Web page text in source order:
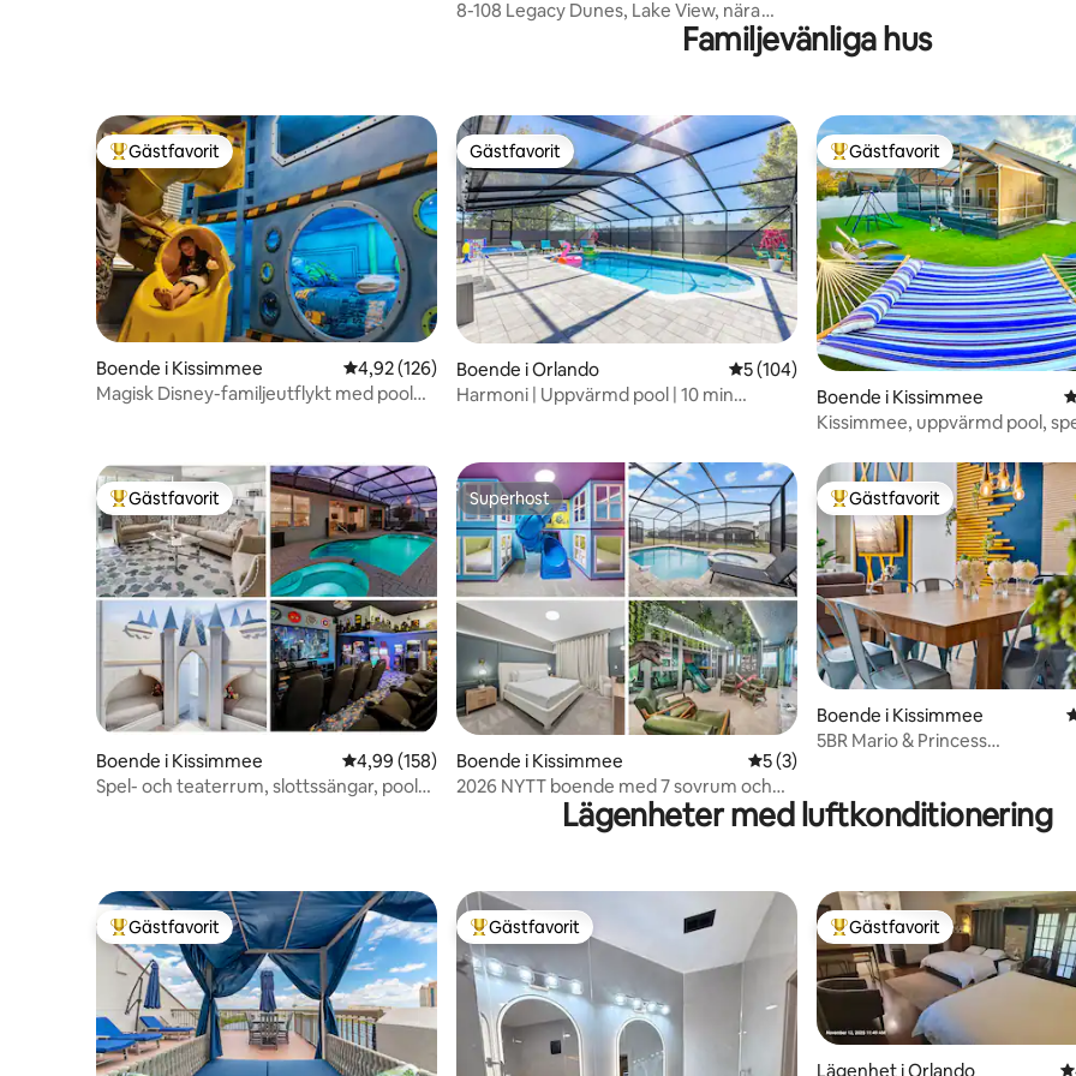
8-108 Legacy Dunes, Lake View, nära
Familjevänliga hus
Populär gästfavorit
Gästfavorit
Boende i Kissimmee 4,92 av 5 i genomsnittligt betyg, 126 omdömen
4,92 (126)
Magisk Disney-familjeutflykt med pool
Gästfavorit
Gästfavorit
Boende i Orlando 5 av 5 i genomsnittligt betyg, 104
5 (104)
Harmoni | Uppvärmd pool | 10 min
Populär gästfavorit
Gästfavorit
Boende i Kissimmee
Kissimmee, uppvärmd pool,
Populär gästfavorit
Gästfavorit
Boende i Kissimmee 4,99 av 5 i genomsnittligt betyg, 158 omdömen
4,99 (158)
Spel- och teaterrum, slottssängar, pool
Superhost
Superhost
Boende i Kissimmee 5 av 5 i genomsnittligt betyg, 3
5 (3)
2026 NYTT boende med 7 sovrum och
pool nära Disney | Solara Resort
Populär gästfavorit
Gästfavorit
Boende i Kissimmee
5BR Mario & Princess
Lägenheter med luftkonditionering
Populär gästfavorit
Gästfavorit Populär gästfavorit
Gästfavorit Populär gästfavorit
Gästfavorit
Lägenhet i Orlando